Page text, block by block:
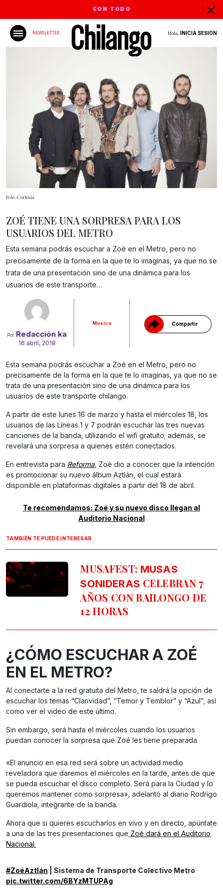
CON TODO
NEWSLETTER Hola, INICIA SESIÓN
Foto: Cortesía
Por Redacción ka
16 abril, 2018
Música Compartir
Gracias!
ZOÉ TIENE UNA SORPRESA PARA LOS
USUARIOS DEL METRO
Esta semana podrás escuchar a Zoé en el Metro, pero no
precisamente de la forma en la que te lo imaginas, ya que no se
trata de una presentación sino de una dinámica para los
usuarios de este transporte…
Esta semana podrás escuchar a Zoé en el Metro, pero no
precisamente de la forma en la que te lo imaginas, ya que no se
trata de una presentación sino de una dinámica para los
usuarios de este transporte chilango.
A partir de este lunes 16 de marzo y hasta el miércoles 18, los
usuarios de las Líneas 1 y 7 podrán escuchar las tres nuevas
canciones de la banda, utilizando el wifi gratuito; además, se
revelará una sorpresa a quienes estén conectados.
En entrevista para Reforma, Zoé dio a conocer que la intención
es promocionar su nuevo álbum Aztlán, el cual estará
disponible en plataformas digitales a partir del 18 de abril.
Te recomendamos: Zoé y su nuevo disco llegan al
Auditorio Nacional
TAMBIÉN TE PUEDE INTERESAR
MUSAFEST: MUSAS
SONIDERAS CELEBRAN 7
AÑOS CON BAILONGO DE
12 HORAS
¿CÓMO ESCUCHAR A ZOÉ
EN EL METRO?
Al conectarte a la red gratuita del Metro, te saldrá la opción de
escuchar los temas “Clarividad”, “Temor y Temblor” y “Azul”, así
como ver el video de este último.
Sin embargo, será hasta el miércoles cuando los usuarios
puedan conocer la sorpresa que Zoé les tiene preparada.
«El anuncio en esa red será sobre un actividad medio
reveladora que daremos el miércoles en la tarde, antes de que
se pueda escuchar el disco completo. Será para la Ciudad y lo
queremos mantener como sorpresa», adelantó al diario Rodrigo
Guardiola, integrante de la banda.
Ahora que si quieres escucharlos en vivo y en directo, apúntate
a una de las tres presentaciones que Zoé dará en el Auditorio
Nacional.
#ZoéAztlán | Sistema de Transporte Colectivo Metro
pic.twitter.com/6BYzMTUPAg